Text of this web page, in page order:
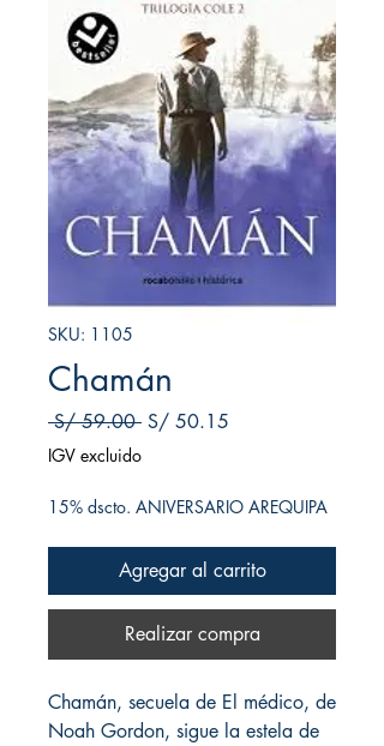
SKU: 1105
Chamán
S/ 59.00 Precio
S/ 50.15
IGV excluido
15% dscto. ANIVERSARIO AREQUIPA
Agregar al carrito
Realizar compra
Chamán, secuela de El médico, de
Noah Gordon, sigue la estela de